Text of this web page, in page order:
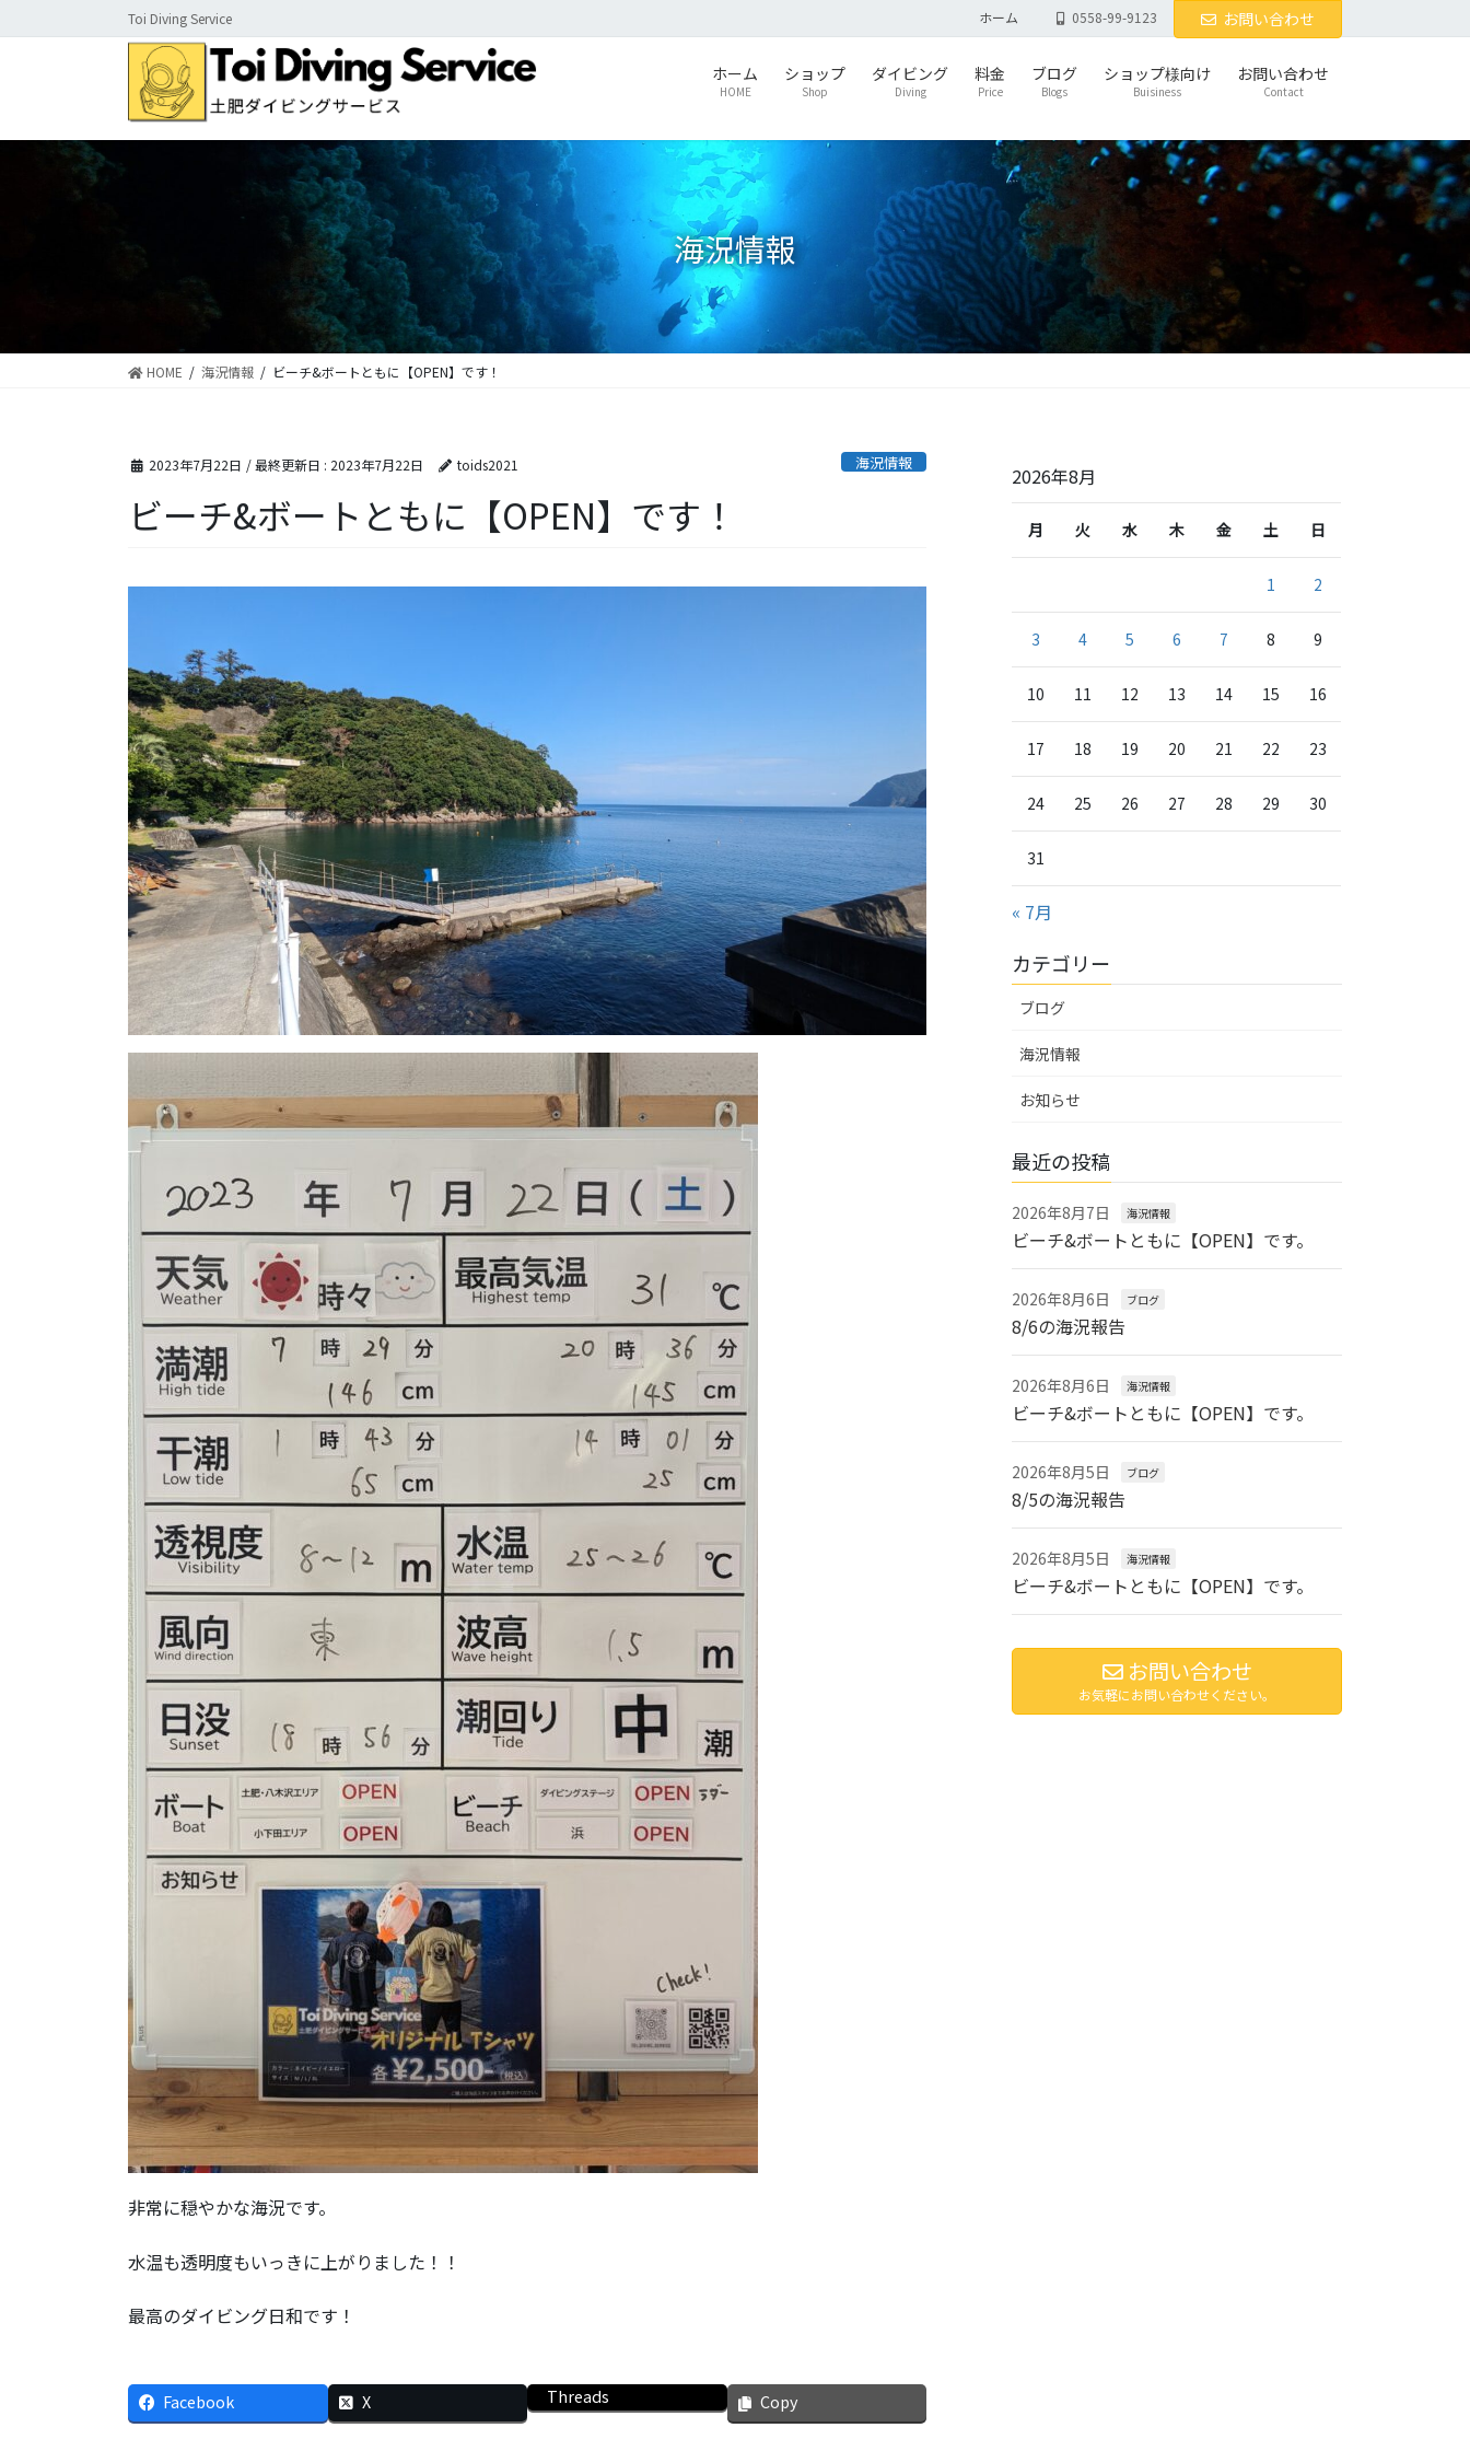
ン
に
ビ
ョ
Toi Diving Service ホーム 0558-99-9123 お問い合わせ
ホーム
HOME
ショップ
Shop
ダイビング
Diving
料金
Price
ブログ
Blogs
ショップ様向け
Buisiness
お問い合わせ
Contact
海況情報
HOME 海況情報 ビーチ&ボートともに【OPEN】です！
2023年7月22日 / 最終更新日 : 2023年7月22日 toids2021 海況情報
ビーチ&ボートともに【OPEN】です！
非常に穏やかな海況です。
水温も透明度もいっきに上がりました！！
最高のダイビング日和です！
Facebook X Threads Copy
2026年8月
月 火 水 木 金 土 日
1 2
3 4 5 6 7 8 9
10 11 12 13 14 15 16
17 18 19 20 21 22 23
24 25 26 27 28 29 30
31
« 7月
カテゴリー
ブログ
海況情報
お知らせ
最近の投稿
2026年8月7日 海況情報
ビーチ&ボートともに【OPEN】です。
2026年8月6日 ブログ
8/6の海況報告
2026年8月6日 海況情報
ビーチ&ボートともに【OPEN】です。
2026年8月5日 ブログ
8/5の海況報告
2026年8月5日 海況情報
ビーチ&ボートともに【OPEN】です。
お問い合わせ
お気軽にお問い合わせください。